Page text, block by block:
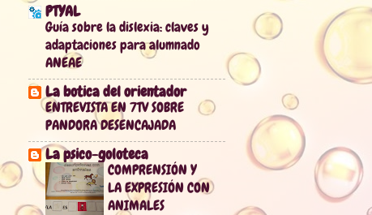
PTYAL
Guía sobre la dislexia: claves y
adaptaciones para alumnado
ANEAE
La botica del orientador
ENTREVISTA EN 7TV SOBRE
PANDORA DESENCAJADA
La psico-goloteca
COMPRENSIÓN Y
LA EXPRESIÓN CON
ANIMALES